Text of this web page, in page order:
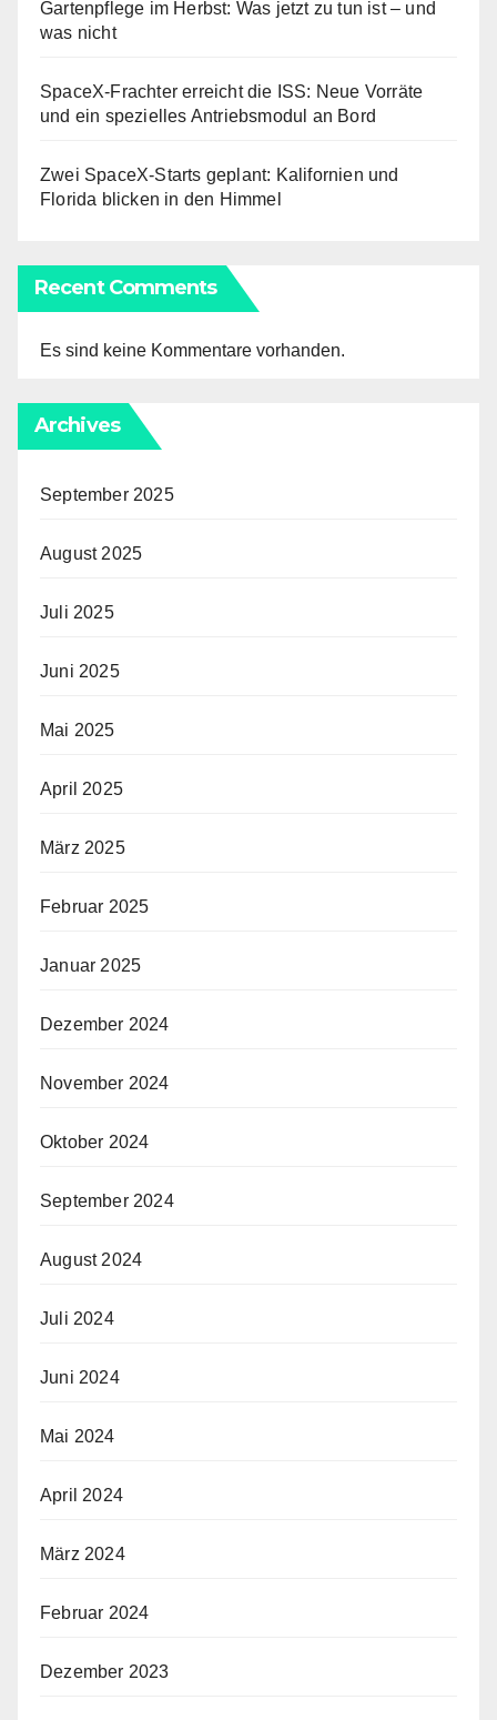
Gartenpflege im Herbst: Was jetzt zu tun ist – und
was nicht
SpaceX-Frachter erreicht die ISS: Neue Vorräte
und ein spezielles Antriebsmodul an Bord
Zwei SpaceX-Starts geplant: Kalifornien und
Florida blicken in den Himmel
Recent Comments
Es sind keine Kommentare vorhanden.
Archives
September 2025
August 2025
Juli 2025
Juni 2025
Mai 2025
April 2025
März 2025
Februar 2025
Januar 2025
Dezember 2024
November 2024
Oktober 2024
September 2024
August 2024
Juli 2024
Juni 2024
Mai 2024
April 2024
März 2024
Februar 2024
Dezember 2023